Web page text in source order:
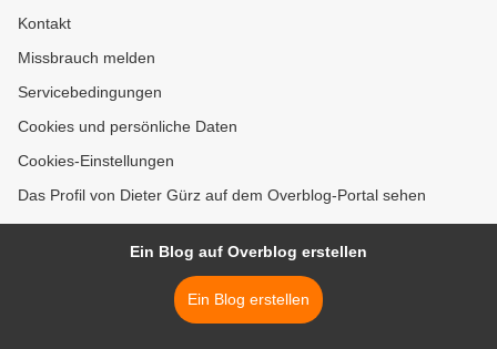
Kontakt
Missbrauch melden
Servicebedingungen
Cookies und persönliche Daten
Cookies-Einstellungen
Das Profil von Dieter Gürz auf dem Overblog-Portal sehen
Ein Blog auf Overblog erstellen
Ein Blog erstellen